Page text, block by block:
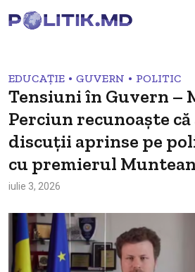
EDUCAȚIE • GUVERN • POLITIC
Tensiuni în Guvern –
Perciun recunoaște
discuții aprinse pe
cu premierul
iulie 3, 2026